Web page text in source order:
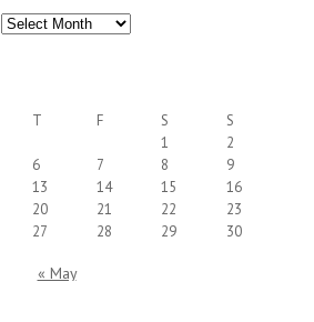
Archives
T F S
S
1
2
6 7 8
9
13 14 15
16
20 21 22
23
27 28 29
30
« May